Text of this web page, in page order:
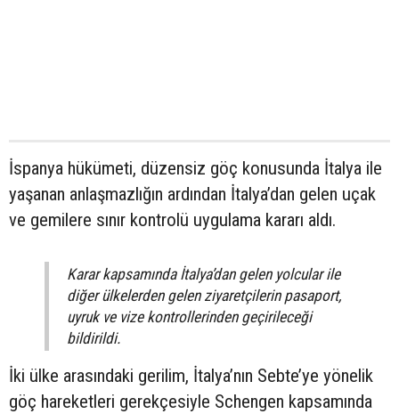
İspanya hükümeti, düzensiz göç konusunda İtalya ile
yaşanan anlaşmazlığın ardından İtalya’dan gelen uçak
ve gemilere sınır kontrolü uygulama kararı aldı.
Karar kapsamında İtalya’dan gelen yolcular ile
diğer ülkelerden gelen ziyaretçilerin pasaport,
uyruk ve vize kontrollerinden geçirileceği
bildirildi.
İki ülke arasındaki gerilim, İtalya’nın Sebte’ye yönelik
göç hareketleri gerekçesiyle Schengen kapsamında